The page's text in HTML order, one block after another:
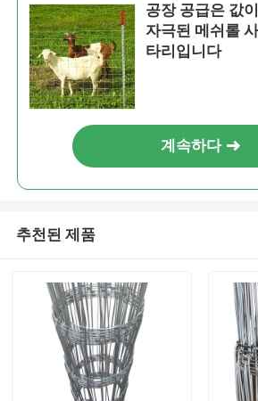
공장 공급은 값
자극된 메쉬롤
타리입니다
계속하다
추천된 제품